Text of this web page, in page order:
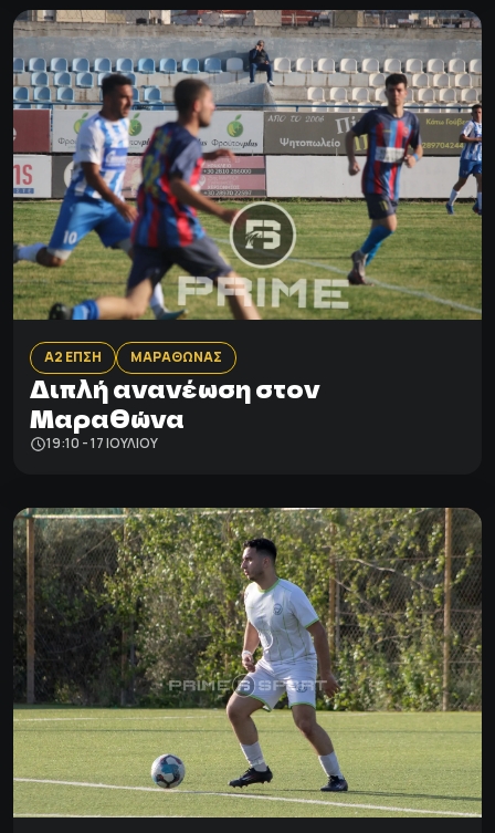
Α2 ΕΠΣΗ ΜΑΡΑΘΩΝΑΣ
Διπλή ανανέωση στον
Μαραθώνα
19:10 - 17 ΙΟΥΛΊΟΥ